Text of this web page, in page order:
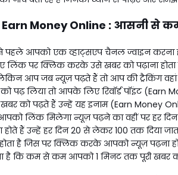
Earn Money Online : आसनी से
पहले आपको एक व्हाट्सएप चैनल ज्वाइन करना
लिंक पर क्लिक करके उसे खबर को पढ़ाना
लेकिन आप जब न्यूज़ पढ़ते हैं तो आप की ट्रैकिंग
पढ़ लिया तो आपके लिए रिवॉर्ड पॉइंट (Earn
को पढ़ते हैं उन्हें यह इनाम (Earn Money
लिंक मिलेगा न्यूज़ पढ़ने का वहीं पर हर दिन
हैं उन्हें हर दिन ₹20 से लेकर ₹100 तक दिया
है जिस पर क्लिक करके आपको न्यूज़ पढ़ना
है कि कम से कम आपको 1 मिनट तक पूरी खबर